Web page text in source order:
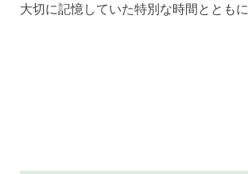
大切に記憶していた特別な時間とともに